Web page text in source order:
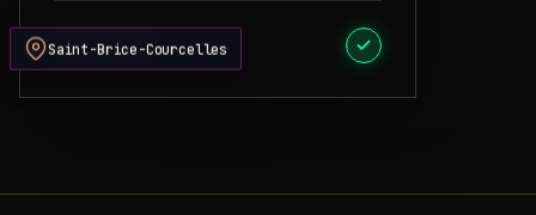
DEVIS PRÊT
Saint-Brice-Courcelles